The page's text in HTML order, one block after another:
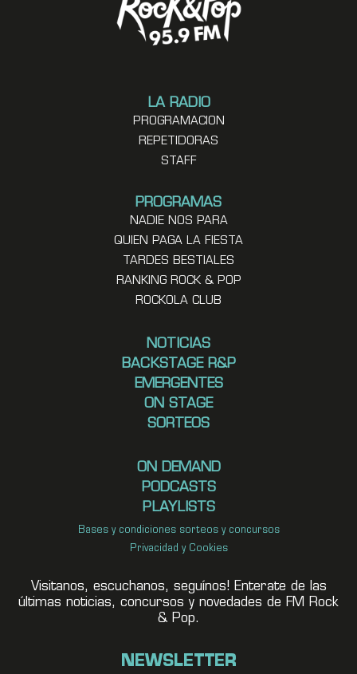
LA RADIO
PROGRAMACION
REPETIDORAS
STAFF
PROGRAMAS
NADIE NOS PARA
QUIEN PAGA LA FIESTA
TARDES BESTIALES
RANKING ROCK & POP
ROCKOLA CLUB
NOTICIAS
BACKSTAGE R&P
EMERGENTES
ON STAGE
SORTEOS
ON DEMAND
PODCASTS
PLAYLISTS
Bases y condiciones sorteos y concursos
Privacidad y Cookies
Visitanos, escuchanos, seguínos! Enterate de las
últimas noticias, concursos y novedades de FM Rock
& Pop.
NEWSLETTER